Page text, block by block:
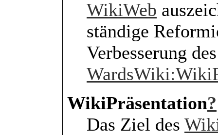
WikiWeb
ständige
Verbesserung
WikiPräsentation?
Das Ziel des